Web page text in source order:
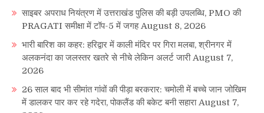
साइबर अपराध नियंत्रण में उत्तराखंड पुलिस की बड़ी उपलब्धि, PMO की
PRAGATI समीक्षा में टॉप-5 में जगह August 8, 2026
भारी बारिश का कहर: हरिद्वार में काली मंदिर पर गिरा मलबा, श्रीनगर में
अलकनंदा का जलस्तर खतरे से नीचे लेकिन अलर्ट जारी August 7,
2026
26 साल बाद भी सीमांत गांवों की पीड़ा बरकरार: चमोली में बच्चे जान जोखिम
में डालकर पार कर रहे गदेरा, पोकलैंड की बकेट बनी सहारा August 7,